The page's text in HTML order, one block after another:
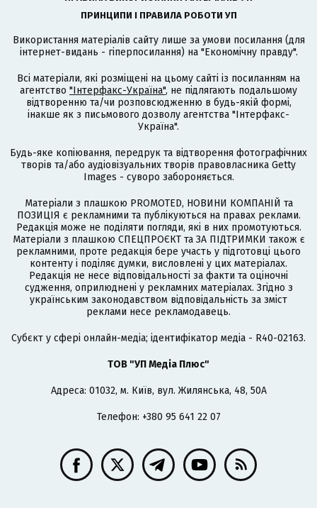
ПРИНЦИПИ І ПРАВИЛА РОБОТИ УП
Використання матеріалів сайту лише за умови посилання (для
інтернет-видань - гіперпосилання) на "Економічну правду".
Всі матеріали, які розміщені на цьому сайті із посиланням на
агентство "Інтерфакс-Україна", не підлягають подальшому
відтворенню та/чи розповсюдженню в будь-якій формі,
інакше як з письмового дозволу агентства "Інтерфакс-
Україна".
Будь-яке копіювання, передрук та відтворення фотографічних
творів та/або аудіовізуальних творів правовласника Getty
Images - суворо забороняється.
Матеріали з плашкою PROMOTED, НОВИНИ КОМПАНІЙ та
ПОЗИЦІЯ є рекламними та публікуються на правах реклами.
Редакція може не поділяти погляди, які в них промотуються.
Матеріали з плашкою СПЕЦПРОЄКТ та ЗА ПІДТРИМКИ також є
рекламними, проте редакція бере участь у підготовці цього
контенту і поділяє думки, висловлені у цих матеріалах.
Редакція не несе відповідальності за факти та оціночні
судження, оприлюднені у рекламних матеріалах. Згідно з
українським законодавством відповідальність за зміст
реклами несе рекламодавець.
Cубєкт у сфері онлайн-медіа; ідентифікатор медіа - R40-02163.
ТОВ "УП Медіа Плюс"
Адреса: 01032, м. Київ, вул. Жилянська, 48, 50А
Телефон: +380 95 641 22 07